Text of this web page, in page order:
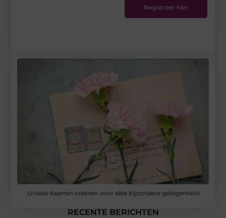
Unieke kaarten creëren voor elke bijzondere gelegenheid
RECENTE BERICHTEN
Registreer hier